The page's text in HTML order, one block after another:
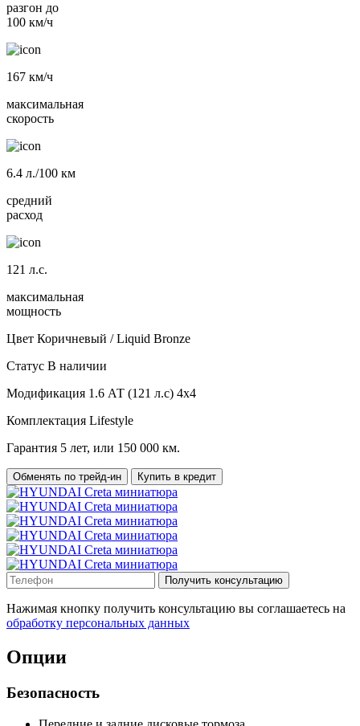
разгон до
100 км/ч
167 км/ч
максимальная
скорость
6.4 л./100 км
средний
расход
121 л.с.
максимальная
мощность
Цвет Коричневый / Liquid Bronze
Статус В наличии
Модификация 1.6 АТ (121 л.с) 4х4
Комплектация Lifestyle
Гарантия 5 лет, или 150 000 км.
Обменять по трейд-ин Купить в кредит
Получить консультацию
Нажимая кнопку получить консультацию вы соглашаетесь на
обработку персональных данных
Опции
Безопасность